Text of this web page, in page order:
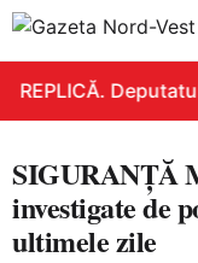
REPLICĂ.
SIGURANȚĂ
investigate de
ultimele zile